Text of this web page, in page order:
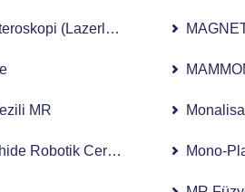
(Lazerle Böbrek Taşı Kırma)
MR
Robotik Cerrahi Ameliyatı ve
Mono-